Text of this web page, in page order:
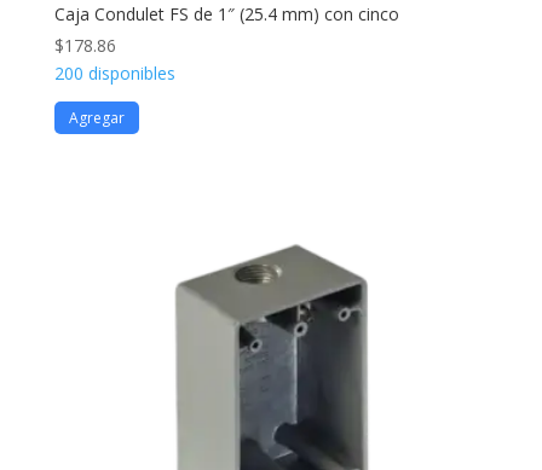
Caja Condulet FS de 1″ (25.4 mm) con cinco
$178.86
200 disponibles
Agregar